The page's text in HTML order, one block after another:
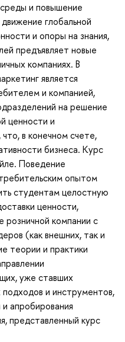
и повышение
глобальной
и опоры на знания,
предъявляет новые
компаниях. В
является
и компанией,
на решение
ценности и
в конечном счете,
бизнеса. Курс
Поведение
опытом
студентам целостную
ценности,
розничной компании с
(как внешних, так и
теории и практики
уже ставших
и инструментов,
апробирования
представленный курс